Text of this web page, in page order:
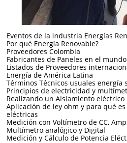
Eventos de la industria Energías
Por qué Energía Renovable?
Proveedores Colombia
Fabricantes de Paneles en el mundo
Listados de Proveedores
Energía de América Latina
Términos Técnicos usuales energía
Principios de electricidad y
Realizando un Aislamiento eléctrico
Aplicación de ley ohm y para qué
eléctricas
Medición con Voltímetro de CC,
Multímetro analógico y Digital
Medición y Cálculo de Potencia